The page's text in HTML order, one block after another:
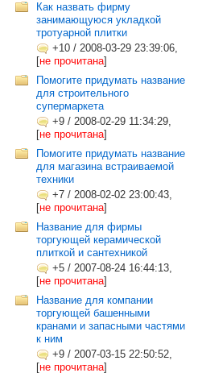
Как назвать фирму
занимающуюся укладкой
тротуарной плитки
+10 / 2008-03-29 23:39:06,
[не прочитана]
Помогите придумать название
для строительного
супермаркета
+9 / 2008-02-29 11:34:29,
[не прочитана]
Помогите придумать название
для магазина встраиваемой
техники
+7 / 2008-02-02 23:00:43,
[не прочитана]
Название для фирмы
торгующей керамической
плиткой и сантехникой
+5 / 2007-08-24 16:44:13,
[не прочитана]
Название для компании
торгующей башенными
кранами и запасными частями
к ним
+9 / 2007-03-15 22:50:52,
[не прочитана]